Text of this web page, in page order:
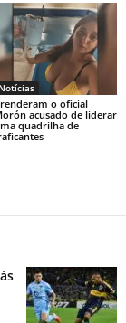
Notícias
o oficial
acusado de liderar
quadrilha de